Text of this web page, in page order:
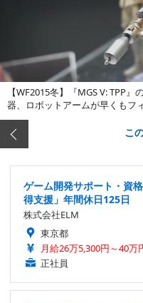
【WF2015冬】『MGS V: TPP
器、ロボットアームが早くもフ
こ
ゲーム開発サポート・資
得支援」年間休日125日
株式会社ELM
東京都
月給26万5,300円～40万
正社員